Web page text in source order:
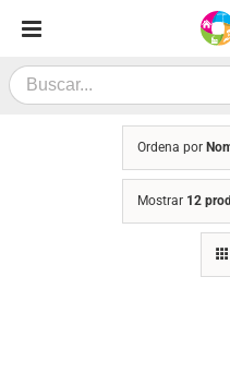
contenido
Search
for:
Ordena por
Mostrar 12